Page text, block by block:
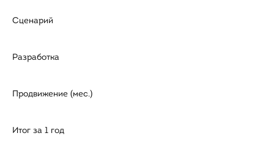
Сценарий
Разработка
Продвижение (мес.)
Итог за 1 год